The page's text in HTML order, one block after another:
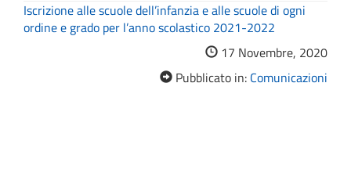
Iscrizione alle scuole dell’infanzia e alle scuole di ogni
ordine e grado per l’anno scolastico 2021-2022
17 Novembre, 2020
Pubblicato in: Comunicazioni